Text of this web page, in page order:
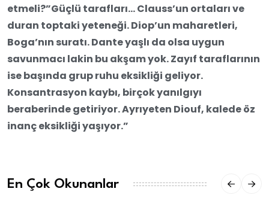
etmeli?”Güçlü tarafları… Clauss’un ortaları ve
duran toptaki yeteneği. Diop’un maharetleri,
Boga’nın suratı. Dante yaşlı da olsa uygun
savunmacı lakin bu akşam yok. Zayıf taraflarının
ise başında grup ruhu eksikliği geliyor.
Konsantrasyon kaybı, birçok yanılgıyı
beraberinde getiriyor. Ayrıyeten Diouf, kalede öz
inanç eksikliği yaşıyor.”
En Çok Okunanlar